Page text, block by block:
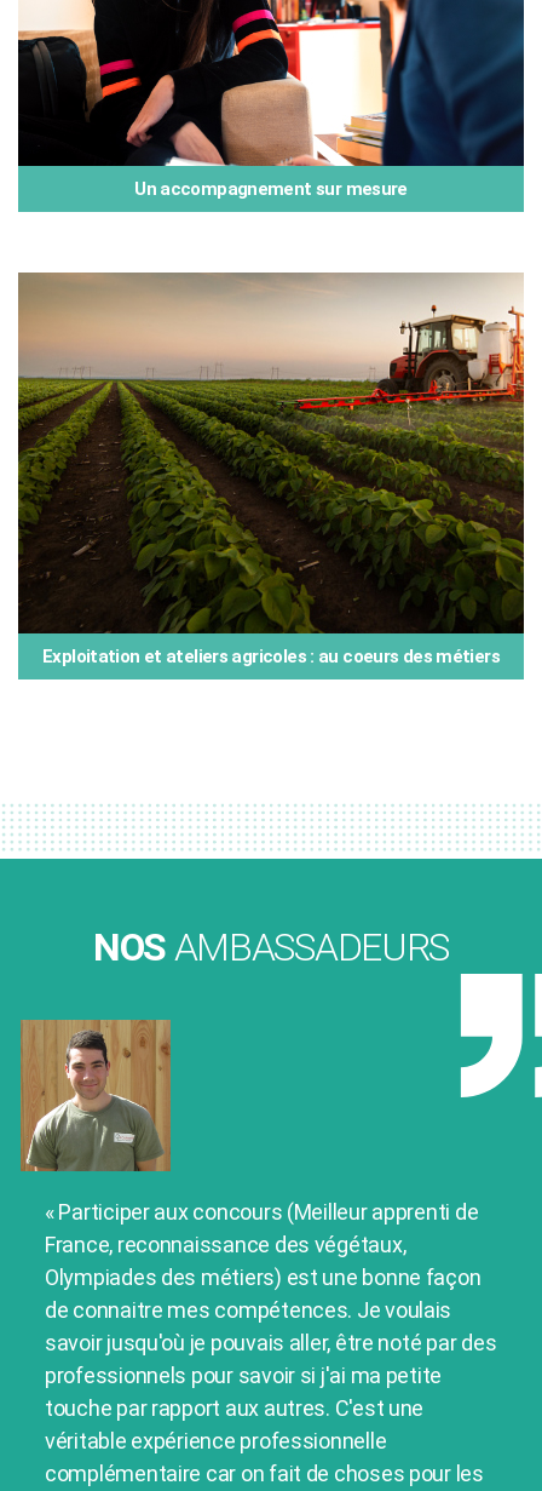
Un accompagnement sur mesure
Exploitation et ateliers agricoles : au coeurs des métiers
NOSAMBASSADEURS
« Participer aux concours (Meilleur apprenti de
France, reconnaissance des végétaux,
Olympiades des métiers) est une bonne façon
de connaitre mes compétences. Je voulais
savoir jusqu'où je pouvais aller, être noté par des
professionnels pour savoir si j'ai ma petite
touche par rapport aux autres. C'est une
véritable expérience professionnelle
complémentaire car on fait de choses pour les